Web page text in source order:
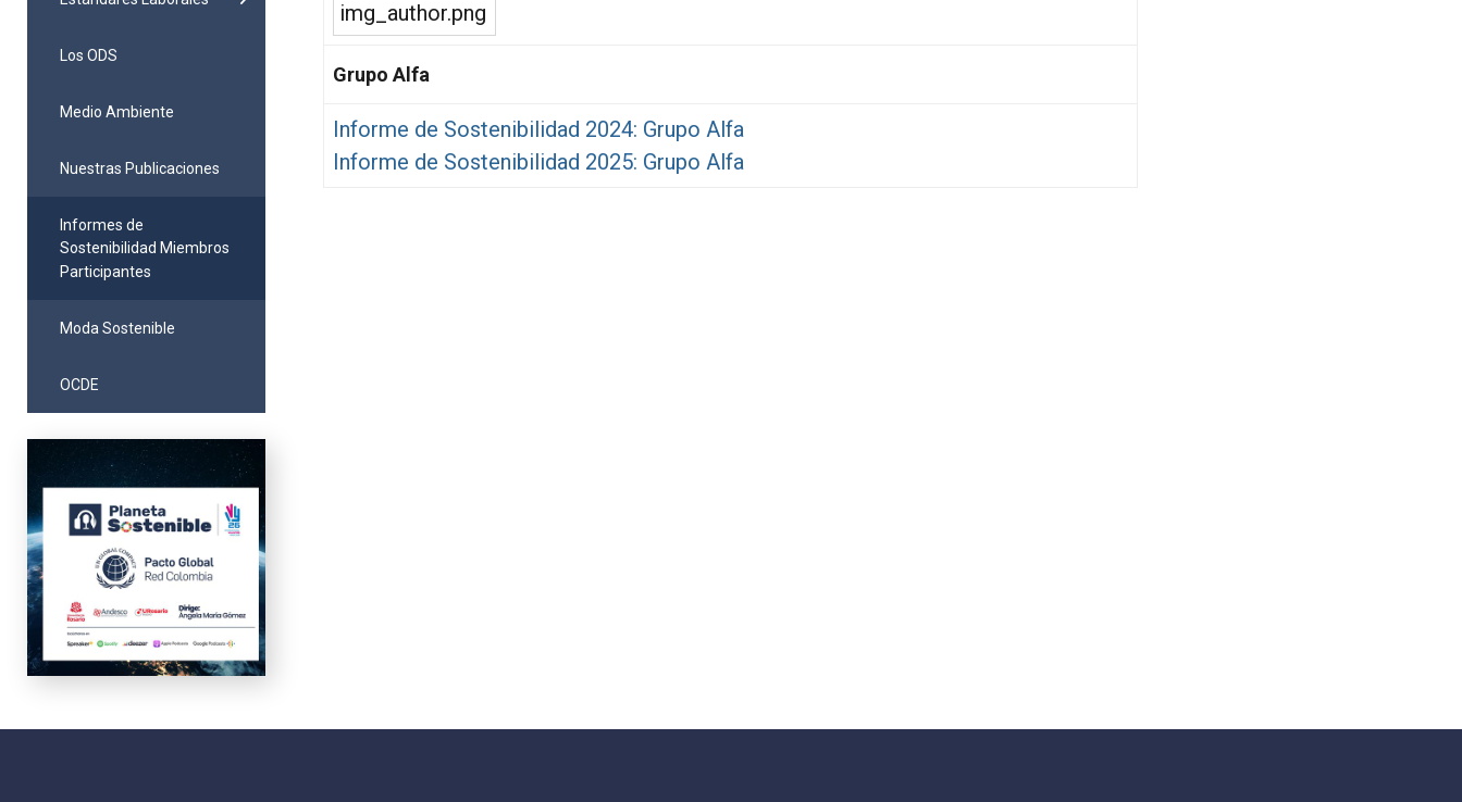
Los ODS
Medio Ambiente
Nuestras Publicaciones
Informes de
Sostenibilidad Miembros
Participantes
Moda Sostenible
OCDE
Grupo Alfa
Informe de Sostenibilidad 2024: Grupo Alfa
Informe de Sostenibilidad 2025: Grupo Alfa